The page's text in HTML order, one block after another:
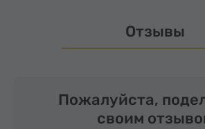
Отзывы
Пожалуйста,
своим